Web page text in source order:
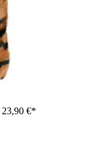
23,90 €*